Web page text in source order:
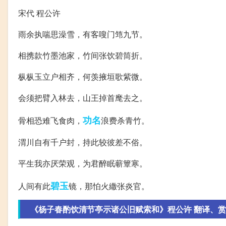
宋代 程公许
雨余执喘思澡雪，有客嗖门筇九节。
相携款竹墨池家，竹间张饮碧筒折。
枞枞玉立户相齐，何羡掖垣歌紫微。
会须把臂入林去，山王掉首麾去之。
骨相恐难飞食肉， 功名浪费杀青竹。
渭川自有千户封，持此较彼差不俗。
平生我亦厌荣观，为君醉眠蕲簟寒。
人间有此碧玉镜，那怕火繖张炎官。
《杨子春酌饮清节亭示诸公旧赋索和》程公许 翻译、